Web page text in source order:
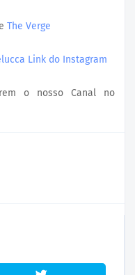
The Verge
Link do Instagram
o nosso Canal no